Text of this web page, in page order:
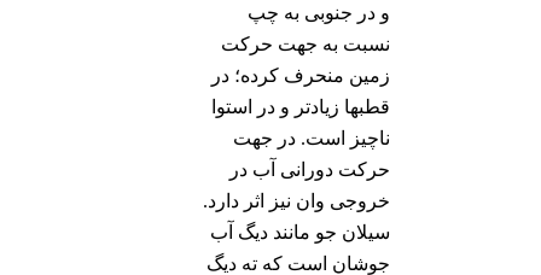
و در جنوبی به چپ
نسبت به جهت حرکت
زمین منحرف کرده؛ در
قطبها زیادتر و در استوا
ناچیز است. در جهت
حرکت دورانی آب در
خروجی وان نیز اثر دارد.
سیلان جو مانند دیگ آب
جوشان است که ته دیگ